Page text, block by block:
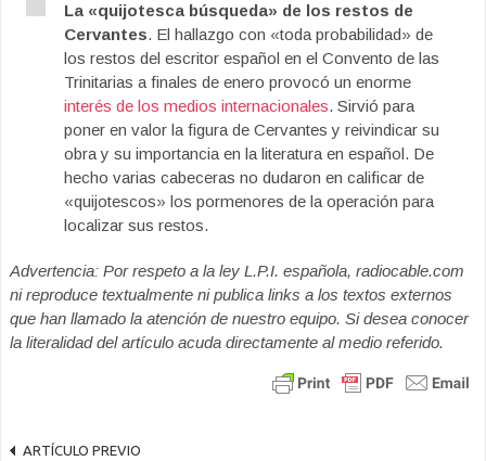
La «quijotesca búsqueda» de los restos de
Cervantes. El hallazgo con «toda probabilidad» de
los restos del escritor español en el Convento de las
Trinitarias a finales de enero provocó un enorme
interés de los medios internacionales. Sirvió para
poner en valor la figura de Cervantes y reivindicar su
obra y su importancia en la literatura en español. De
hecho varias cabeceras no dudaron en calificar de
«quijotescos» los pormenores de la operación para
localizar sus restos.
Advertencia: Por respeto a la ley L.P.I. española, radiocable.com
ni reproduce textualmente ni publica links a los textos externos
que han llamado la atención de nuestro equipo. Si desea conocer
la literalidad del artículo acuda directamente al medio referido.
ARTÍCULO PREVIO